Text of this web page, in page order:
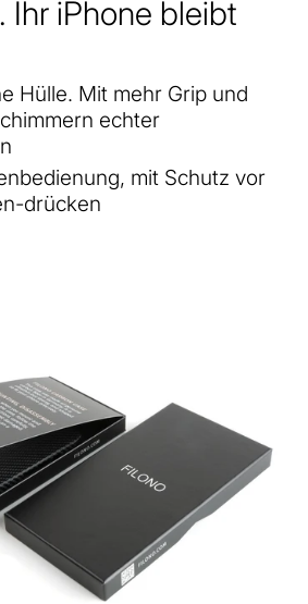
Ihr iPhone bleibt
Hülle. Mit mehr Grip und
echter
mit Schutz vor
drücken